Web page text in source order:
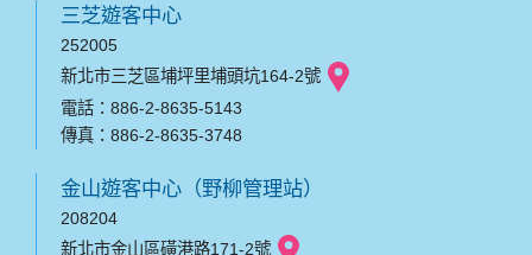
三芝遊客中心
252005
新北市三芝區埔坪里埔頭坑164-2號
電話：886-2-8635-5143
傳真：886-2-8635-3748
金山遊客中心（野柳管理站）
208204
新北市金山區磺港路171-2號